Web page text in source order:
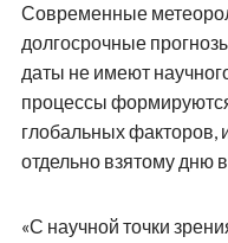
Современные
долгосрочные
даты не имеют
процессы
глобальных факторов,
отдельно взятому дню в
«С научной точки